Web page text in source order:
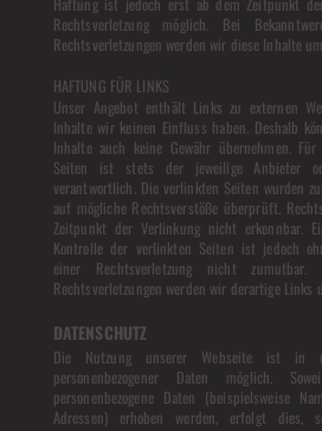
Rechtsverletzung möglich. Bei Bekanntwerden von
HAFTUNG FÜR LINKS
Unser Angebot enthält Links zu externen
Inhalte wir keinen Einfluss haben. Deshalb
Inhalte auch keine Gewähr übernehmen.
Seiten ist stets der jeweilige Anbieter
verantwortlich. Die verlinkten Seiten wurden zum
auf mögliche Rechtsverstöße überprüft.
Zeitpunkt der Verlinkung nicht erkennbar. Eine
Kontrolle der verlinkten Seiten ist jedoch ohne
einer Rechtsverletzung nicht zumutbar.
Rechtsverletzungen werden wir derartige Links
DATENSCHUTZ
Die Nutzung unserer Webseite ist in
personenbezogener Daten möglich.
personenbezogene Daten (beispielsweise Name,
Adressen) erhoben werden, erfolgt dies,